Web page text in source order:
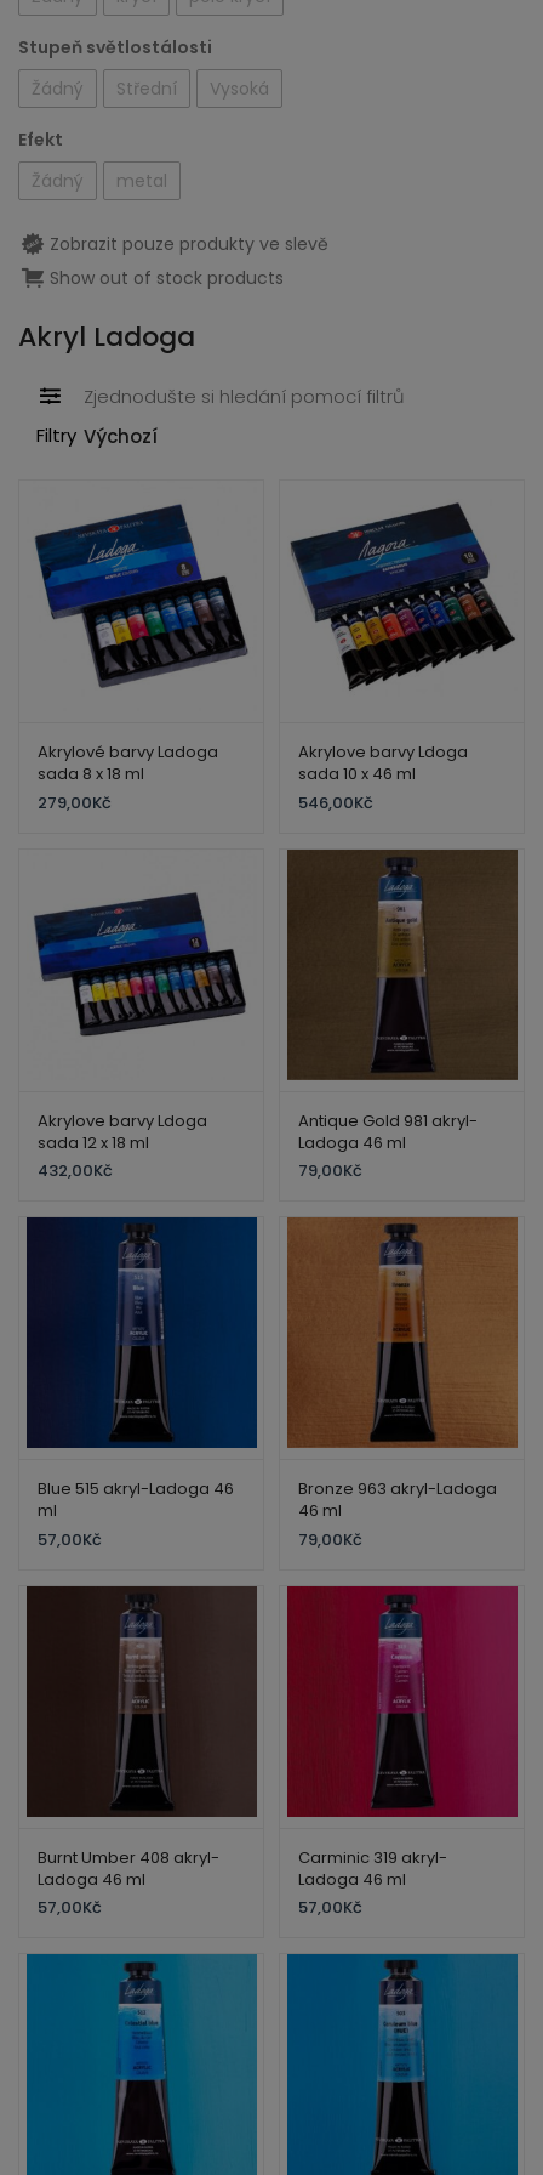
Stupeň světlostálosti
Žádný
Střední Vysoká
Efekt
Žádný
metal
Zobrazit pouze produkty ve slevě
Show out of stock products
Akryl Ladoga
Filtry
Zjednodušte si hledání pomocí filtrů
Akrylové barvy Ladoga
sada 8 x 18 ml
279,00Kč
Akrylove barvy Ldoga
sada 10 x 46 ml
546,00Kč
Akrylove barvy Ldoga
sada 12 x 18 ml
432,00Kč
Antique Gold 981 akryl-
Ladoga 46 ml
79,00Kč
Blue 515 akryl-Ladoga 46
ml
57,00Kč
Bronze 963 akryl-Ladoga
46 ml
79,00Kč
Burnt Umber 408 akryl-
Ladoga 46 ml
57,00Kč
Carminic 319 akryl-
Ladoga 46 ml
57,00Kč
- MÁME DOVOLENOU -
Ve dnech 5. - 9. 8. máme krátkou dovolenou na e-
shopu. Všechny objednávky budou expedovány
hned po našem návratu.
Děkujeme za pochopení a přejeme krásné dny.